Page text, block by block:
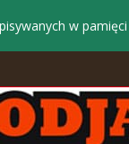
w